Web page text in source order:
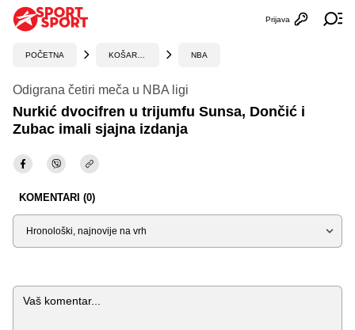
Otvori
Prijava
POČETNA NBA
Odigrana četiri meča u NBA ligi
Nurkić dvocifren u trijumfu Sunsa, Dončić i
Zubac imali sjajna izdanja
KOMENTARI (0)
Sortiraj
Komentar